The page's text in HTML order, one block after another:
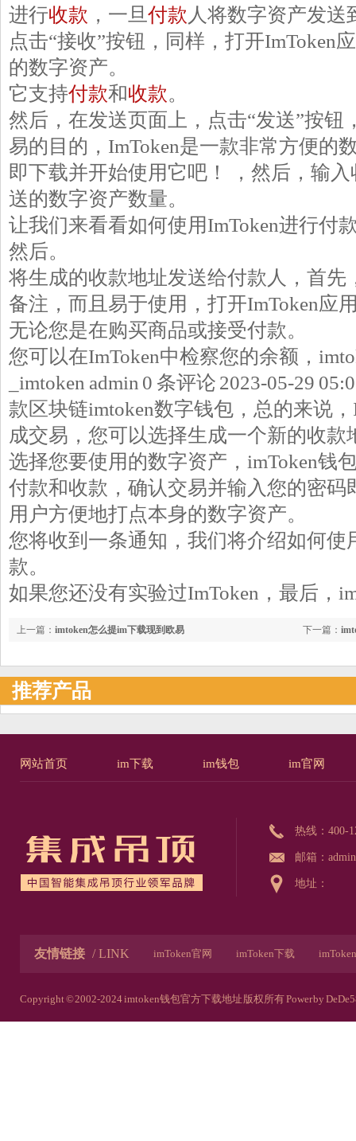
进行收款 ，一旦 付款 人将数字资产发送
点击“接收”按钮，同样，打开ImToken
的数字资产。
它支持付款和收款。
然后，在发送页面上，点击“发送”按钮
易的目的，ImToken是一款非常方便的
即下载并开始使用它吧！ ，然后，输
送的数字资产数量。
让我们来看看如何使用ImToken进行付
然后。
将生成的收款地址发送给付款人，首先
备注，而且易于使用，打开ImToken应
无论您是在购买商品或接受付款。
您可以在ImToken中检察您的余额，
_imtoken admin 0 条评论 2023-05-29
款区块链imtoken数字钱包，总的来说
成交易，您可以选择生成一个新的收
选择您要使用的数字资产，imToken钱
付款和收款，确认交易并输入您的密码
用户方便地打点本身的数字资产。
您将收到一条通知，我们将介绍如何使
款。
如果您还没有实验过ImToken，最后，
下一篇：
上一篇： imtoken怎么提im下载现到欧易
推荐产品
网站首页 im下载 im钱包 im官网
热线： 400-
邮箱：
地址：
友情链接 / LINK imToken官网 imToken下载
imToken安卓官网 imToken下载链接
Copyright © 2002-2024 imtoken钱包官方下载地址 版权所有Power by